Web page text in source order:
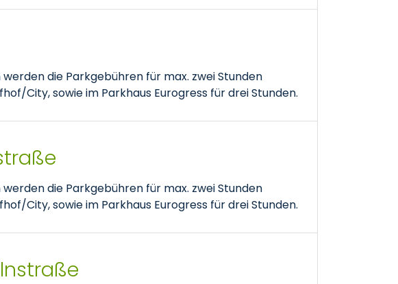
die Parkgebühren für max. zwei Stunden
City, sowie im Parkhaus Eurogress für drei Stunden.
die Parkgebühren für max. zwei Stunden
City, sowie im Parkhaus Eurogress für drei Stunden.